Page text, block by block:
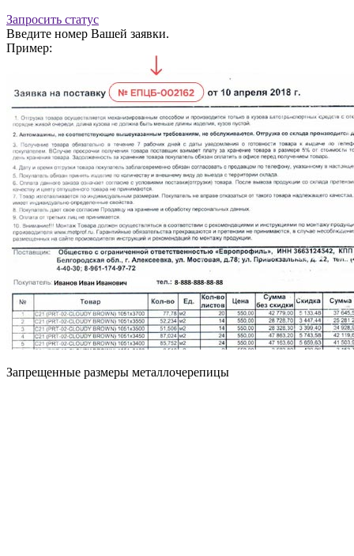
Запросить статус
Введите номер Вашей заявки.
Пример:
Запрещенные размеры металлочерепицы